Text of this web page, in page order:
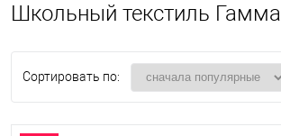
Школьный текстиль Гамма
Сортировать по: